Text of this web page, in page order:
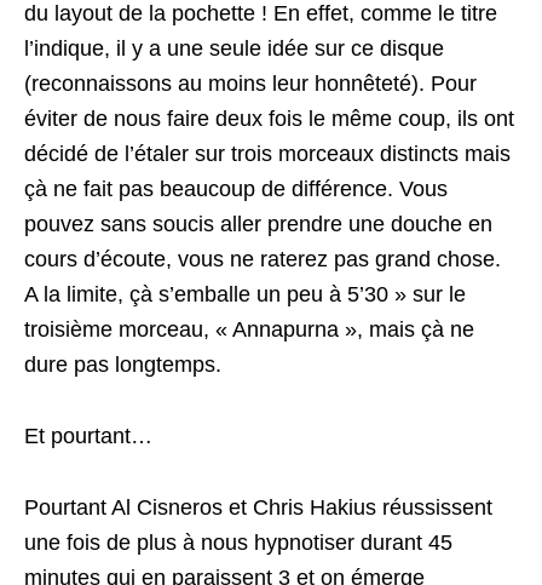
du layout de la pochette ! En effet, comme le titre
l’indique, il y a une seule idée sur ce disque
(reconnaissons au moins leur honnêteté). Pour
éviter de nous faire deux fois le même coup, ils ont
décidé de l’étaler sur trois morceaux distincts mais
çà ne fait pas beaucoup de différence. Vous
pouvez sans soucis aller prendre une douche en
cours d’écoute, vous ne raterez pas grand chose.
A la limite, çà s’emballe un peu à 5’30 » sur le
troisième morceau, « Annapurna », mais çà ne
dure pas longtemps.
Et pourtant…
Pourtant Al Cisneros et Chris Hakius réussissent
une fois de plus à nous hypnotiser durant 45
minutes qui en paraissent 3 et on émerge